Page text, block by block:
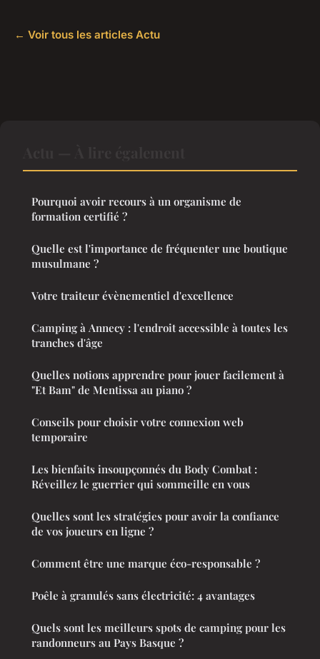
← Voir tous les articles Actu
Pourquoi avoir recours à un organisme de
formation certifié ?
Quelle est l'importance de fréquenter une boutique
musulmane ?
Votre traiteur évènementiel d'excellence
Camping à Annecy : l'endroit accessible à toutes les
tranches d'âge
Quelles notions apprendre pour jouer facilement à
"Et Bam" de Mentissa au piano ?
Conseils pour choisir votre connexion web
temporaire
Les bienfaits insoupçonnés du Body Combat :
Réveillez le guerrier qui sommeille en vous
Quelles sont les stratégies pour avoir la confiance
de vos joueurs en ligne ?
Comment être une marque éco-responsable ?
Poêle à granulés sans électricité: 4 avantages
Quels sont les meilleurs spots de camping pour les
randonneurs au Pays Basque ?